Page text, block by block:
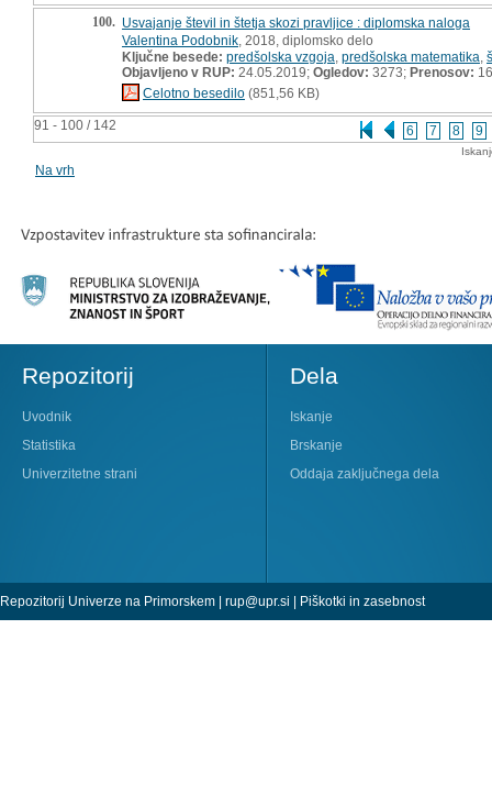
91 - 100 / 142 6 7 8 9
100. Usvajanje števil in štetja skozi pravljice : diplomska naloga
Valentina Podobnik , 2018, diplomsko delo
Ključne besede: predšolska vzgoja predšolska matematika
Objavljeno v RUP: 24.05.2019; Ogledov: 3273; Prenosov:
Celotno besedilo (851,56 KB)
Na vrh
Repozitorij
Uvodnik
Statistika
Univerzitetne strani
Dela
Iskanje
Brskanje
Oddaja zaključnega dela
Repozitorij Univerze na Primorskem | rup@upr.si | Piškotki in zasebnost